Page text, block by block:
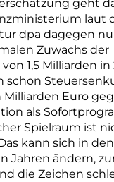
geht
laut
dpa dagegen
Zuwachs der
1,5 Milliarden in
schon
Milliarden Euro
als
Spielraum ist
kann sich in den
Jahren ändern,
die Zeichen